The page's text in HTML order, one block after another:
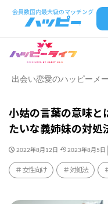
出会い恋愛のハッピーメ
小姑の言葉の意味と
たいな義姉妹の対処
2022年8月12日 2023年8月5日
女性向け 対処法